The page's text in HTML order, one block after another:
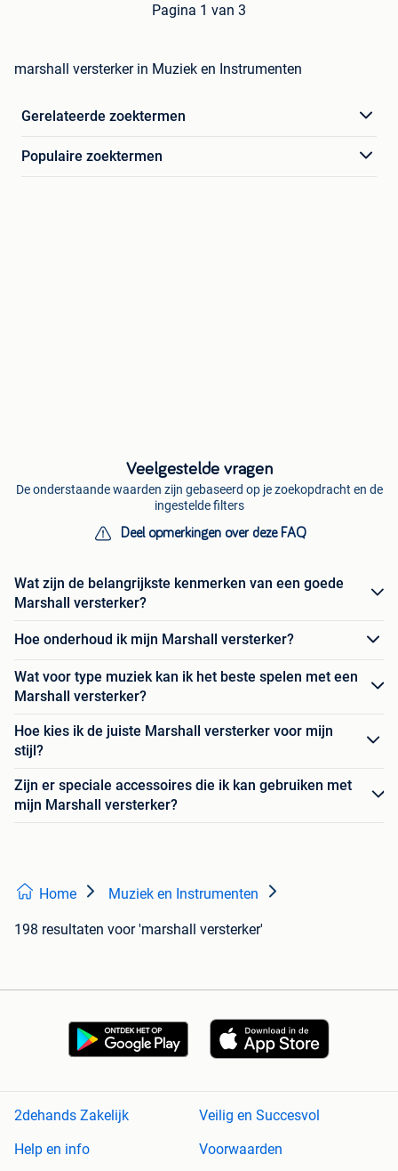
Pagina 1 van 3
marshall versterker in Muziek en Instrumenten
Gerelateerde zoektermen
Populaire zoektermen
Veelgestelde vragen
De onderstaande waarden zijn gebaseerd op je zoekopdracht en de
ingestelde filters
Deel opmerkingen over deze FAQ
Wat zijn de belangrijkste kenmerken van een goede
Marshall versterker?
Hoe onderhoud ik mijn Marshall versterker?
Wat voor type muziek kan ik het beste spelen met een
Marshall versterker?
Hoe kies ik de juiste Marshall versterker voor mijn
stijl?
Zijn er speciale accessoires die ik kan gebruiken met
mijn Marshall versterker?
Home Muziek en Instrumenten
198 resultaten voor 'marshall versterker'
2dehands Zakelijk
Veilig en Succesvol
Help en info
Voorwaarden